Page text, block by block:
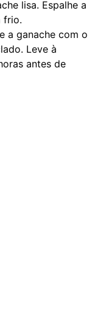
lisa. Espalhe a
frio.
a ganache com o
Leve à
antes de